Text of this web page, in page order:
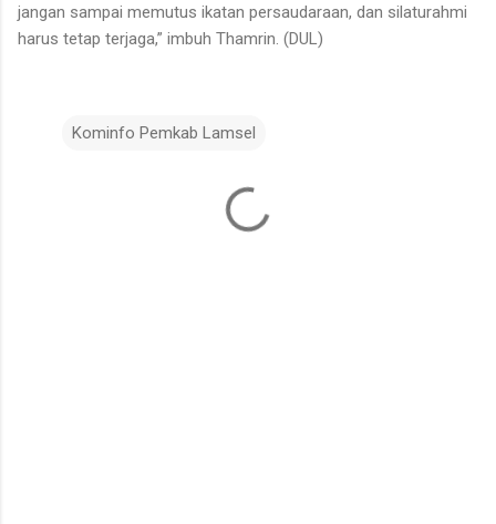
jangan sampai memutus ikatan persaudaraan, dan silaturahmi
harus tetap terjaga,” imbuh Thamrin. (DUL)
Kominfo Pemkab Lamsel